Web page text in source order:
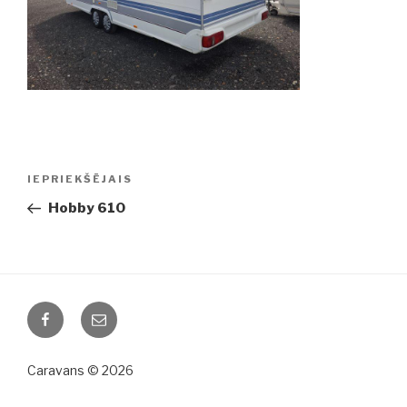
Ziņu
Iepriekšējā
ziņa:
IEPRIEKŠĒJAIS
Hobby 610
FacebookEmail
Caravans © 2026